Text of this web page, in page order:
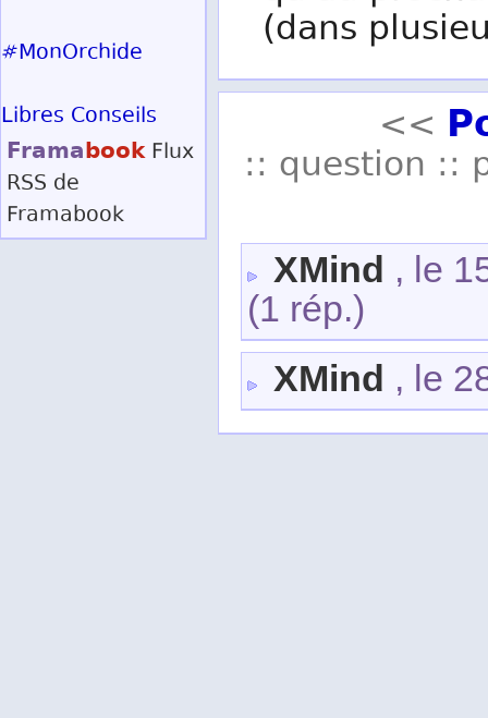
(dans
<<
:: question ::
XMind , le
(1 rép.)
XMind , le
#MonOrchide
Libres Conseils
Framabook Flux
RSS de
Framabook